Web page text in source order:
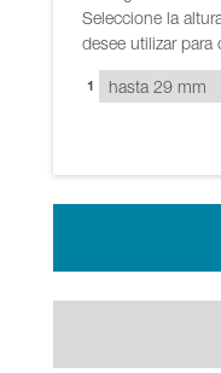
Seleccione la
desee utilizar para
1